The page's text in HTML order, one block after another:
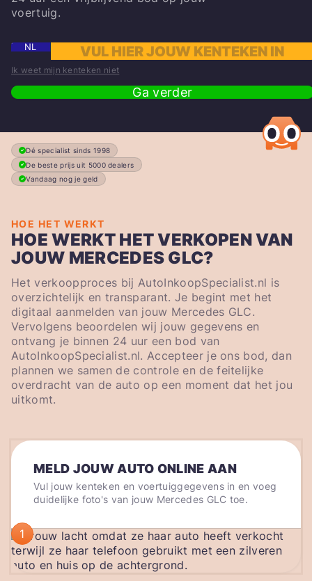
voertuig.
NL
Ik weet mijn kenteken niet
Ga verder
Dé specialist sinds 1998
De beste prijs uit 5000 dealers
Vandaag nog je geld
HOE HET WERKT
HOE WERKT HET VERKOPEN VAN
JOUW MERCEDES GLC?
Het verkoopproces bij AutoInkoopSpecialist.nl is
overzichtelijk en transparant. Je begint met het
digitaal aanmelden van jouw Mercedes GLC.
Vervolgens beoordelen wij jouw gegevens en
ontvang je binnen 24 uur een bod van
AutoInkoopSpecialist.nl. Accepteer je ons bod, dan
plannen we samen de controle en de feitelijke
overdracht van de auto op een moment dat het jou
uitkomt.
MELD JOUW AUTO ONLINE AAN
Vul jouw kenteken en voertuiggegevens in en voeg
duidelijke foto's van jouw Mercedes GLC toe.
1